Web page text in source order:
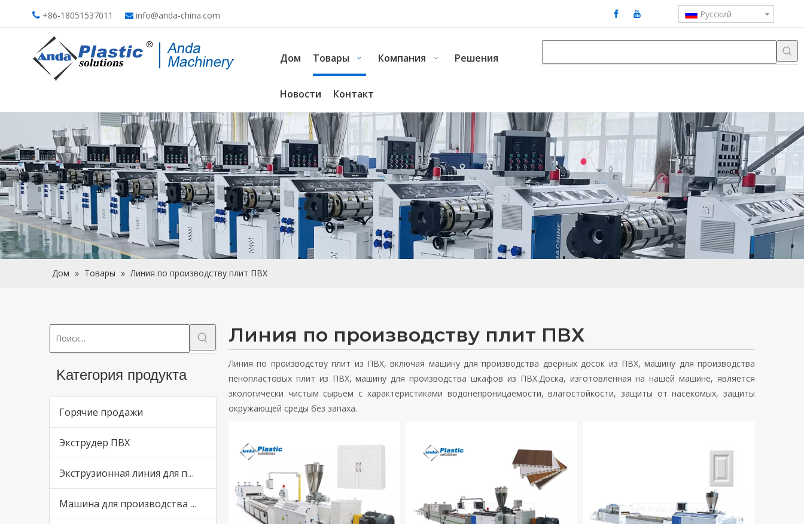
 +86-18051537011  info@anda-china.com Pусский
Дом Товары Компания Решения
Новости Контакт
Дом » Товары » Линия по производству плит ПВХ
Kатегория продукта
Горячие продажи
Экструдер ПВХ
Экструзионная линия для производства кромок ПВХ
Машина для производства пластиковых труб
Линия по производству плит ПВХ
Линия по производству плит из ПВХ, включая машину для производства дверных досок из ПВХ, машину для производства
пенопластовых плит из ПВХ, машину для производства шкафов из ПВХ.Доска, изготовленная на нашей машине, является
экологически чистым сырьем с характеристиками водонепроницаемости, влагостойкости, защиты от насекомых, защиты
окружающей среды без запаха.